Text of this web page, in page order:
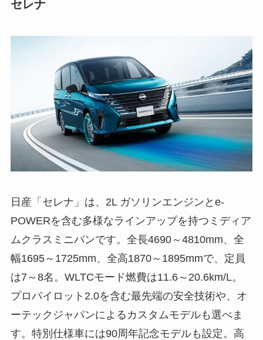
セレナ
日産「セレナ」は、2L ガソリンエンジンとe-
POWERを含む多様なラインアップを持つミディア
ムクラスミニバンです。全長4690～4810mm、全
幅1695～1725mm、全高1870～1895mmで、定員
は7～8名。WLTCモード燃費は11.6～20.6km/L。
プロパイロット2.0を含む最先端の安全技術や、オ
ーテックジャパンによるカスタムモデルも選べま
す。特別仕様車には90周年記念モデルも設定。高